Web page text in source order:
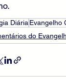
DiáriaEvangelho
do